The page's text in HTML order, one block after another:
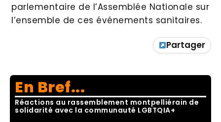
parlementaire de l’Assemblée Nationale sur
l’ensemble de ces événements sanitaires.
Partager
En Bref...
Réactions au rassemblement montpelliérain de
solidarité avec la communauté LGBTQIA+